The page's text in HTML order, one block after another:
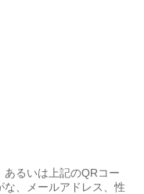
、あるいは上記のQRコー
な、メールアドレス、性